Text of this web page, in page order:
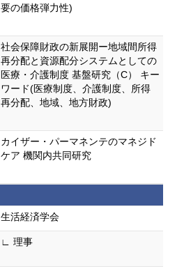
要の価格弾力性)
社会保障財政の新展開ー地域間所得
再分配と資源配分システムとしての
医療・介護制度 基盤研究（C） キー
ワード(医療制度、介護制度、所得
再分配、地域、地方財政)
カイザー・パーマネンテのマネジド
ケア 機関内共同研究
生活経済学会
∟ 理事